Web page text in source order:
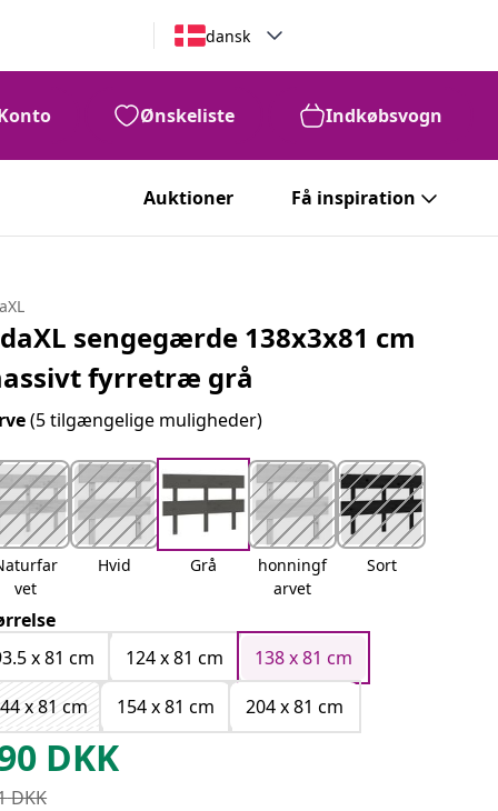
dansk
Ønskeliste Indkøbsvogn
Auktioner Få inspiration
sengegærde 138x3x81 cm
fyrretræ grå
(5 tilgængelige muligheder)
vet
Hvid Grå
honningf
arvet
Sort
x 81 cm
124 x 81 cm
138 x 81 cm
x 81 cm
154 x 81 cm 204 x 81 cm
DKK
DKK